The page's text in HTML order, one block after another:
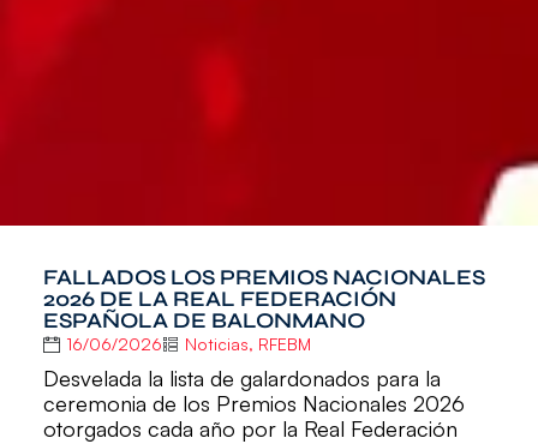
FALLADOS LOS PREMIOS NACIONALES
2026 DE LA REAL FEDERACIÓN
ESPAÑOLA DE BALONMANO
16/06/2026 Noticias, RFEBM
Desvelada la lista de galardonados para la
ceremonia de los Premios Nacionales 2026
otorgados cada año por la Real Federación